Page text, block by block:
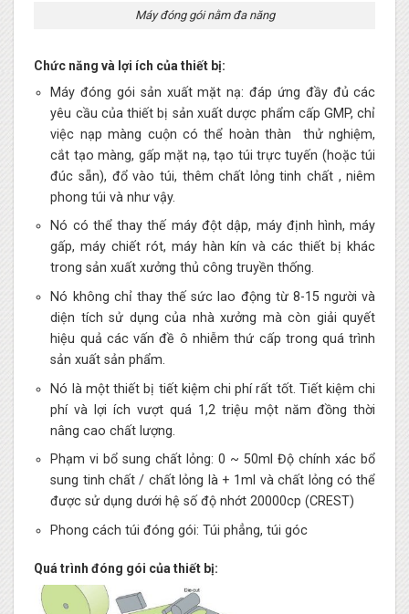
Máy đóng gói nằm đa năng
Chức năng và lợi ích của thiết bị:
Máy đóng gói sản xuất mặt nạ: đáp ứng đầy đủ các
yêu cầu của thiết bị sản xuất dược phẩm cấp GMP, chỉ
việc nạp màng cuộn có thể hoàn thàn thử nghiệm,
cắt tạo màng, gấp mặt nạ, tạo túi trực tuyến (hoặc túi
đúc sẵn), đổ vào túi, thêm chất lỏng tinh chất , niêm
phong túi và như vậy.
Nó có thể thay thế máy đột dập, máy định hình, máy
gấp, máy chiết rót, máy hàn kín và các thiết bị khác
trong sản xuất xưởng thủ công truyền thống.
Nó không chỉ thay thế sức lao động từ 8-15 người và
diện tích sử dụng của nhà xưởng mà còn giải quyết
hiệu quả các vấn đề ô nhiễm thứ cấp trong quá trình
sản xuất sản phẩm.
Nó là một thiết bị tiết kiệm chi phí rất tốt. Tiết kiệm chi
phí và lợi ích vượt quá 1,2 triệu một năm đồng thời
nâng cao chất lượng.
Phạm vi bổ sung chất lỏng: 0 ~ 50ml Độ chính xác bổ
sung tinh chất / chất lỏng là + 1ml và chất lỏng có thể
được sử dụng dưới hệ số độ nhớt 20000cp (CREST)
Phong cách túi đóng gói: Túi phẳng, túi góc
Quá trình đóng gói của thiết bị: